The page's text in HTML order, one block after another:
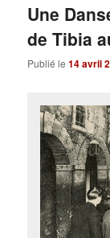
Une
de Tibia
Publié le14 avril